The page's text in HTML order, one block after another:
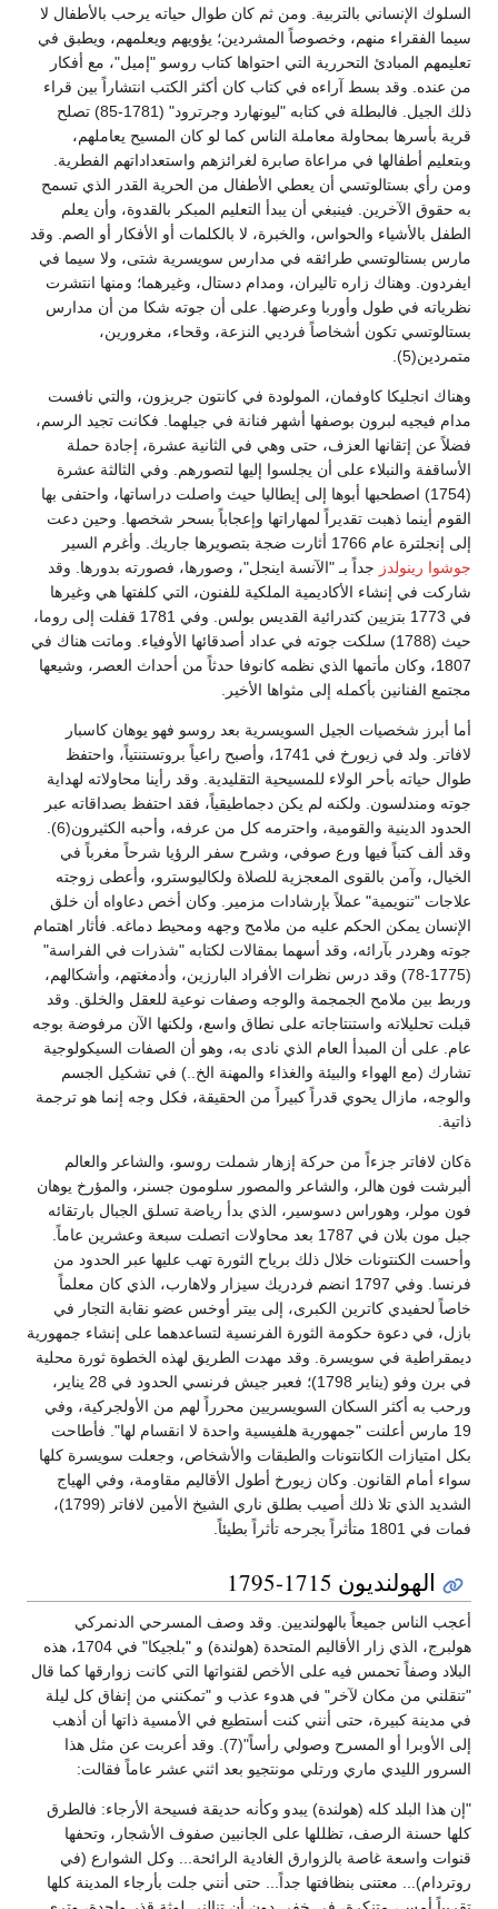
السلوك الإنساني بالتربية. ومن ثم كان طوال حياته يرحب بالأطفال لا
سيما الفقراء منهم، وخصوصاً المشردين؛ يؤويهم ويعلمهم، ويطبق في
تعليمهم المبادئ التحررية التي احتواها كتاب روسو "إميل"، مع أفكار
من عنده. وقد بسط آراءه في كتاب كان أكثر الكتب انتشاراً بين قراء
ذلك الجيل. فالبطلة في كتابه "ليونهارد وجرترود" (1781-85) تصلح
قرية بأسرها بمحاولة معاملة الناس كما لو كان المسيح يعاملهم،
وبتعليم أطفالها في مراعاة صابرة لغرائزهم واستعداداتهم الفطرية.
ومن رأي بستالوتسي أن يعطي الأطفال من الحرية القدر الذي تسمح
به حقوق الآخرين. فينبغي أن يبدأ التعليم المبكر بالقدوة، وأن يعلم
الطفل بالأشياء والحواس، والخبرة، لا بالكلمات أو الأفكار أو الصم. وقد
مارس بستالوتسي طرائقه في مدارس سويسرية شتى، ولا سيما في
ايفردون. وهناك زاره تاليران، ومدام دستال، وغيرهما؛ ومنها انتشرت
نظرياته في طول وأوربا وعرضها. على أن جوته شكا من أن مدارس
بستالوتسي تكون أشخاصاً فرديي النزعة، وقحاء، مغرورين،
متمردين(5).
وهناك انجليكا كاوفمان، المولودة في كانتون جريزون، والتي نافست
مدام فيجيه لبرون بوصفها أشهر فنانة في جيلهما. فكانت تجيد الرسم،
فضلاً عن إتقانها العزف، حتى وهي في الثانية عشرة، إجادة حملة
الأساقفة والنبلاء على أن يجلسوا إليها لتصورهم. وفي الثالثة عشرة
(1754) اصطحبها أبوها إلى إيطاليا حيث واصلت دراساتها، واحتفى بها
القوم أينما ذهبت تقديراً لمهاراتها وإعجاباً بسحر شخصها. وحين دعت
إلى إنجلترة عام 1766 أثارت ضجة بتصويرها جاريك. وأغرم السير
جوشوا رينولدز جداً بـ "الآنسة اينجل"، وصورها، فصورته بدورها. وقد
شاركت في إنشاء الأكاديمية الملكية للفنون، التي كلفتها هي وغيرها
في 1773 بتزيين كتدرائية القديس بولس. وفي 1781 قفلت إلى روما،
حيث (1788) سلكت جوته في عداد أصدقائها الأوفياء. وماتت هناك في
1807، وكان مأتمها الذي نظمه كانوفا حدثاً من أحداث العصر، وشيعها
مجتمع الفنانين بأكمله إلى مثواها الأخير.
أما أبرز شخصيات الجيل السويسرية بعد روسو فهو يوهان كاسبار
لافاتر. ولد في زيورخ في 1741، وأصبح راعياً بروتستنتياً، واحتفظ
طوال حياته بأحر الولاء للمسيحية التقليدية. وقد رأينا محاولاته لهداية
جوته ومندلسون. ولكنه لم يكن دجماطيقياً، فقد احتفظ بصداقاته عبر
الحدود الدينية والقومية، واحترمه كل من عرفه، وأحبه الكثيرون(6).
وقد ألف كتباً فيها ورع صوفي، وشرح سفر الرؤيا شرحاً مغرباً في
الخيال، وآمن بالقوى المعجزية للصلاة ولكاليوسترو، وأعطى زوجته
علاجات "تنويمية" عملاً بإرشادات مزمير. وكان أخص دعاواه أن خلق
الإنسان يمكن الحكم عليه من ملامح وجهه ومحيط دماغه. فأثار اهتمام
جوته وهردر بآرائه، وقد أسهما بمقالات لكتابه "شذرات في الفراسة"
(1775-78) وقد درس نظرات الأفراد البارزين، وأدمغتهم، وأشكالهم،
وربط بين ملامح الجمجمة والوجه وصفات نوعية للعقل والخلق. وقد
قبلت تحليلاته واستنتاجاته على نطاق واسع، ولكنها الآن مرفوضة بوجه
عام. على أن المبدأ العام الذي نادى به، وهو أن الصفات السيكولوجية
تشارك (مع الهواء والبيئة والغذاء والمهنة الخ..) في تشكيل الجسم
والوجه، مازال يحوي قدراً كبيراً من الحقيقة، فكل وجه إنما هو ترجمة
ذاتية.
ةكان لافاتر جزءاً من حركة إزهار شملت روسو، والشاعر والعالم
ألبرشت فون هالر، والشاعر والمصور سلومون جسنر، والمؤرخ يوهان
فون مولر، وهوراس دسوسير، الذي بدأ رياضة تسلق الجبال بارتقائه
جبل مون بلان في 1787 بعد محاولات اتصلت سبعة وعشرين عاماً.
وأحست الكنتونات خلال ذلك برياح الثورة تهب عليها عبر الحدود من
فرنسا. وفي 1797 انضم فردريك سيزار ولاهارب، الذي كان معلماً
خاصاً لحفيدي كاترين الكبرى، إلى بيتر أوخس عضو نقابة التجار في
بازل، في دعوة حكومة الثورة الفرنسية لتساعدهما على إنشاء جمهورية
ديمقراطية في سويسرة. وقد مهدت الطريق لهذه الخطوة ثورة محلية
في برن وفو (يناير 1798)؛ فعبر جيش فرنسي الحدود في 28 يناير،
ورحب به أكثر السكان السويسريين محرراً لهم من الأولجركية، وفي
19 مارس أعلنت "جمهورية هلفيسية واحدة لا انقسام لها". فأطاحت
بكل امتيازات الكانتونات والطبقات والأشخاص، وجعلت سويسرة كلها
سواء أمام القانون. وكان زيورخ أطول الأقاليم مقاومة، وفي الهياج
الشديد الذي تلا ذلك أصيب بطلق ناري الشيخ الأمين لافاتر (1799)،
فمات في 1801 متأثراً بجرحه تأثراً بطيئاً.
الهولنديون 1715-1795
أعجب الناس جميعاً بالهولنديين. وقد وصف المسرحي الدنمركي
هولبرج، الذي زار الأقاليم المتحدة (هولندة) و "بلجيكا" في 1704، هذه
البلاد وصفاً تحمس فيه على الأخص لقنواتها التي كانت زوارقها كما قال
"تنقلني من مكان لآخر" في هدوء عذب و "تمكنني من إنفاق كل ليلة
في مدينة كبيرة، حتى أنني كنت أستطيع في الأمسية ذاتها أن أذهب
إلى الأوبرا أو المسرح وصولي رأساً"(7). وقد أعربت عن مثل هذا
السرور الليدي ماري ورتلي مونتجيو بعد اثني عشر عاماً فقالت:
"إن هذا البلد كله (هولندة) يبدو وكأنه حديقة فسيحة الأرجاء: فالطرق
كلها حسنة الرصف، تظللها على الجانبين صفوف الأشجار، وتحفها
قنوات واسعة غاصة بالزوارق الغادية الرائحة... وكل الشوارع (في
روتردام)... معتنى بنظافتها جداً... حتى أنني جلت بأرجاء المدينة كلها